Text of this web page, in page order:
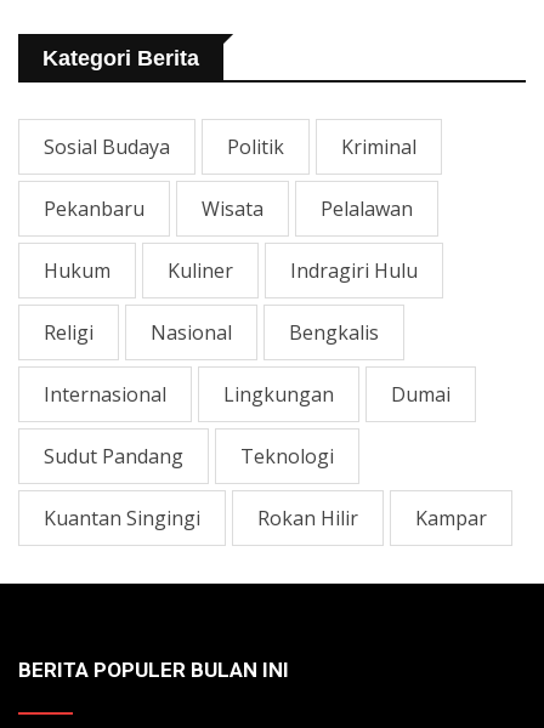
Kategori Berita
Sosial Budaya Politik Kriminal
Pekanbaru Wisata Pelalawan
Hukum Kuliner Indragiri Hulu
Religi Nasional Bengkalis
Internasional Lingkungan Dumai
Sudut Pandang Teknologi
Kuantan Singingi Rokan Hilir Kampar
BERITA POPULER BULAN INI